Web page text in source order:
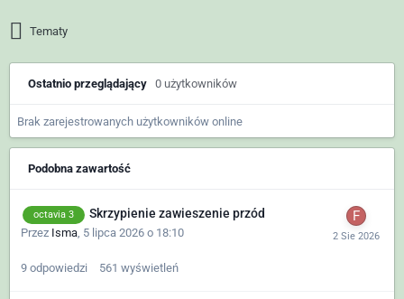
Tematy
Ostatnio przeglądający 0 użytkowników
Brak zarejestrowanych użytkowników online
Podobna zawartość
octavia 3 Skrzypienie zawieszenie przód
Przez Isma 5 lipca 2026 o 18:10
9 odpowiedzi 561 wyświetleń